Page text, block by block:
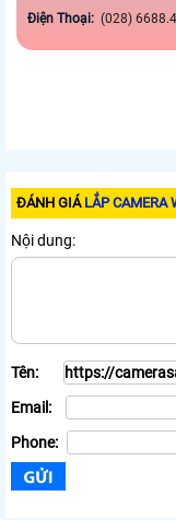
Điện Thoại: (028)
ĐÁNH GIÁ LẮP CAMERA
Nội dung:
Tên:
Email:
Phone: